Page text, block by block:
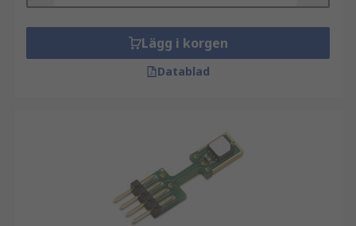
Lägg i korgen
Datablad